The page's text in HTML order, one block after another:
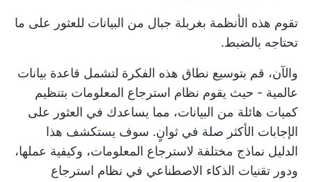
تقوم هذه الأنظمة بغربلة جبال من البيانات للعثور على ما
تحتاجه بالضبط.
والآن، قم بتوسيع نطاق هذه الفكرة لتشمل قاعدة بيانات
عالمية - حيث يقوم نظام استرجاع المعلومات بتنظيم
كميات هائلة من البيانات، مما يساعدك في العثور على
الإجابات الأكثر صلة في ثوانٍ. سوف يستكشف هذا
الدليل نماذج مختلفة لاسترجاع المعلومات، وكيفية عملها،
ودور تقنيات الذكاء الاصطناعي في نظام استرجاع